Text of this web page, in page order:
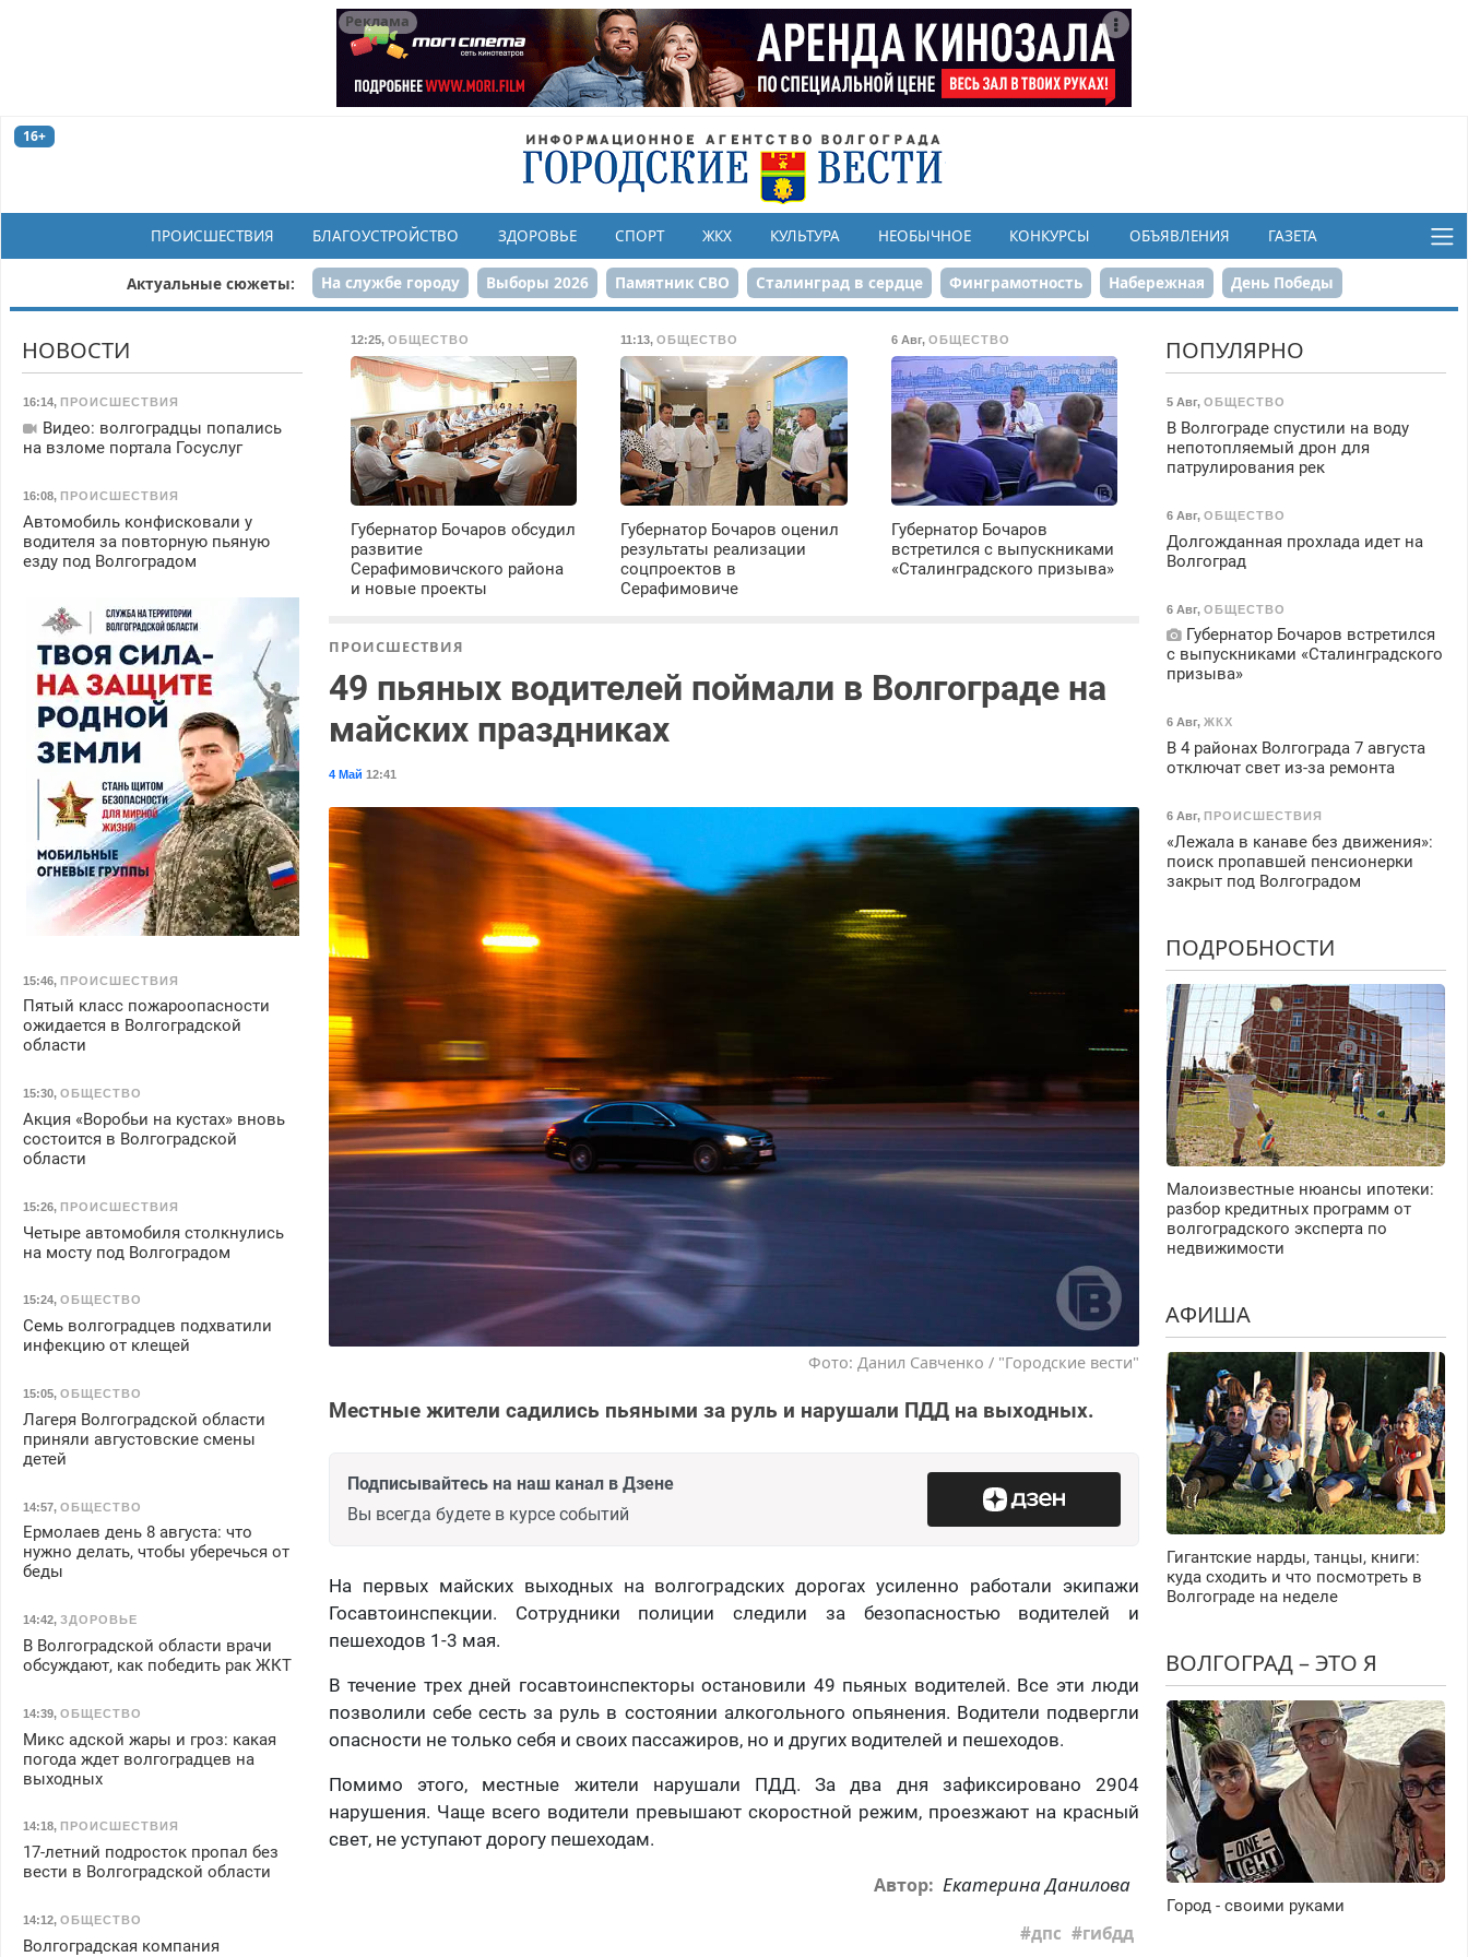
Реклама
16+
ПРОИСШЕСТВИЯ БЛАГОУСТРОЙСТВО ЗДОРОВЬЕ СПОРТ ЖКХ КУЛЬТУРА НЕОБЫЧНОЕ КОНКУРСЫ ОБЪЯВЛЕНИЯ ГАЗЕТА
Актуальные сюжеты: На службе городу Выборы 2026 Памятник СВО Сталинград в сердце Финграмотность Набережная День Победы
Реконструкция ЦПКиО 80-летие Победы Парк Героев-летчиков
12:25,ОБЩЕСТВО
Губернатор Бочаров обсудил
развитие
Серафимовичского района
и новые проекты
11:13,ОБЩЕСТВО
Губернатор Бочаров оценил
результаты реализации
соцпроектов в
Серафимовиче
6 Авг, ОБЩЕСТВО
Губернатор Бочаров
встретился с выпускниками
«Сталинградского призыва»
ПРОИСШЕСТВИЯ
49 пьяных водителей поймали в Волгограде на
майских праздниках
4 Май 12:41
Фото: Данил Савченко / "Городские вести"
Местные жители садились пьяными за руль и нарушали ПДД на выходных.
Подписывайтесь на наш канал в Дзене
Вы всегда будете в курсе событий
На первых майских выходных на волгоградских дорогах усиленно работали экипажи
Госавтоинспекции. Сотрудники полиции следили за безопасностью водителей и
пешеходов 1-3 мая.
В течение трех дней госавтоинспекторы остановили 49 пьяных водителей. Все эти люди
позволили себе сесть за руль в состоянии алкогольного опьянения. Водители подвергли
опасности не только себя и своих пассажиров, но и других водителей и пешеходов.
Помимо этого, местные жители нарушали ПДД. За два дня зафиксировано 2904
нарушения. Чаще всего водители превышают скоростной режим, проезжают на красный
свет, не уступают дорогу пешеходам.
Автор: Екатерина Данилова
дпс гибдд
НОВОСТИ
16:14, ПРОИСШЕСТВИЯ
Видео: волгоградцы попались
на взломе портала Госуслуг
16:08, ПРОИСШЕСТВИЯ
Автомобиль конфисковали у
водителя за повторную пьяную
езду под Волгоградом
15:46, ПРОИСШЕСТВИЯ
Пятый класс пожароопасности
ожидается в Волгоградской
области
15:30, ОБЩЕСТВО
Акция «Воробьи на кустах» вновь
состоится в Волгоградской
области
15:26, ПРОИСШЕСТВИЯ
Четыре автомобиля столкнулись
на мосту под Волгоградом
15:24, ОБЩЕСТВО
Семь волгоградцев подхватили
инфекцию от клещей
15:05, ОБЩЕСТВО
Лагеря Волгоградской области
приняли августовские смены
детей
14:57, ОБЩЕСТВО
Ермолаев день 8 августа: что
нужно делать, чтобы уберечься от
беды
14:42, ЗДОРОВЬЕ
В Волгоградской области врачи
обсуждают, как победить рак ЖКТ
14:39, ОБЩЕСТВО
Микс адской жары и гроз: какая
погода ждет волгоградцев на
выходных
14:18, ПРОИСШЕСТВИЯ
17-летний подросток пропал без
вести в Волгоградской области
14:12, ОБЩЕСТВО
Волгоградская компания
ПОПУЛЯРНО
5 Авг, ОБЩЕСТВО
В Волгограде спустили на воду
непотопляемый дрон для
патрулирования рек
6 Авг, ОБЩЕСТВО
Долгожданная прохлада идет на
Волгоград
6 Авг, ОБЩЕСТВО
Губернатор Бочаров встретился
с выпускниками «Сталинградского
призыва»
6 Авг, ЖКХ
В 4 районах Волгограда 7 августа
отключат свет из-за ремонта
6 Авг, ПРОИСШЕСТВИЯ
«Лежала в канаве без движения»:
поиск пропавшей пенсионерки
закрыт под Волгоградом
ПОДРОБНОСТИ
Малоизвестные нюансы ипотеки:
разбор кредитных программ от
волгоградского эксперта по
недвижимости
АФИША
Гигантские нарды, танцы, книги:
куда сходить и что посмотреть в
Волгограде на неделе
ВОЛГОГРАД – ЭТО Я
Город - своими руками